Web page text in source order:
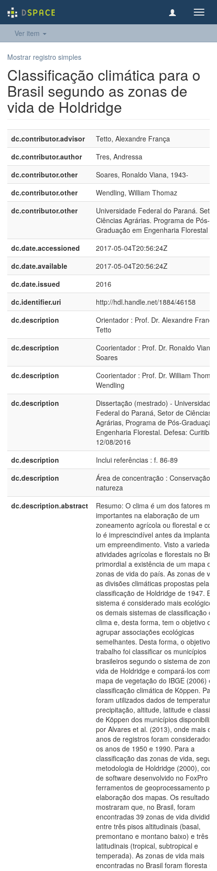
Ver item
Mostrar registro simples
Classificação climática para o
Brasil segundo as zonas de
vida de Holdridge
dc.contributor.advisor
Tetto, Alexandre França
dc.contributor.author
Tres, Andressa
dc.contributor.other
Soares, Ronaldo Viana, 1943-
dc.contributor.other
Wendling, William Thomaz
dc.contributor.other
Universidade Federal do Paraná.
Ciências Agrárias. Programa de Pós-
Graduação em Engenharia Florestal
dc.date.accessioned
2017-05-04T20:56:24Z
dc.date.available
2017-05-04T20:56:24Z
dc.date.issued
2016
dc.identifier.uri
http://hdl.handle.net/1884/46158
dc.description
Orientador : Prof. Dr. Alexandre França
Tetto
dc.description
Coorientador : Prof. Dr. Ronaldo Viana
Soares
dc.description
Coorientador : Prof. Dr. William
Wendling
dc.description
Dissertação (mestrado) - Universidade
Federal do Paraná, Setor de Ciências
Agrárias, Programa de Pós-
Engenharia Florestal. Defesa: Curitiba,
12/08/2016
dc.description
Inclui referências : f. 86-89
dc.description
Área de concentração : Conservação
natureza
dc.description.abstract
Resumo: O clima é um dos fatores
importantes na elaboração de um
zoneamento agrícola ou florestal e
lo é imprescindível antes da
um empreendimento. Visto a
atividades agrícolas e florestais no
primordial a existência de um mapa
zonas de vida do país. As zonas de
as divisões climáticas propostas pela
classificação de Holdridge de 1947.
sistema é considerado mais ecológico
os demais sistemas de classificação do
clima e, desta forma, tem o objetivo de
agrupar associações ecológicas
semelhantes. Desta forma, o objetivo
trabalho foi classificar os municípios
brasileiros segundo o sistema de
vida de Holdridge e compará-los com o
mapa de vegetação do IBGE (2006) e
classificação climática de Köppen.
foram utilizados dados de temperatura,
precipitação, altitude, latitude e
de Köppen dos municípios
por Alvares et al. (2013), onde mais
anos de registros foram considerados
os anos de 1950 e 1990. Para a
classificação das zonas de vida,
metodologia de Holdridge (2000), com
de software desenvolvido no FoxPro e
ferramentos de geoprocessamento
elaboração dos mapas. Os resultados
mostraram que, no Brasil, foram
encontradas 39 zonas de vida divididas
entre três pisos altitudinais (basal,
premontano e montano baixo) e três
latitudinais (tropical, subtropical e
temperada). As zonas de vida mais
encontradas no Brasil foram floresta